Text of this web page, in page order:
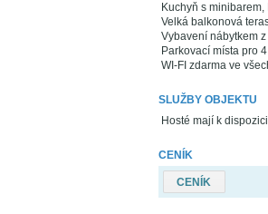
Kuchyň s
Velká balkonová
Vybavení nábytkem
Parkovací místa pro
WI-FI zdarma ve
SLUŽBY OBJEKTU
Hosté mají k
CENÍK
CENÍK